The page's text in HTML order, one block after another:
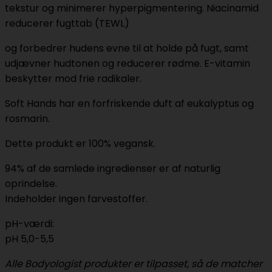
tekstur og minimerer hyperpigmentering. Niacinamid
reducerer fugttab (TEWL)
og forbedrer hudens evne til at holde på fugt, samt
udjævner hudtonen og reducerer rødme. E-vitamin
beskytter mod frie radikaler.
Soft Hands har en forfriskende duft af eukalyptus og
rosmarin.
Dette produkt er 100% vegansk.
94% af de samlede ingredienser er af naturlig
oprindelse.
Indeholder ingen farvestoffer.
pH-værdi:
pH 5,0-5,5
Alle Bodyologist produkter er tilpasset, så de matcher